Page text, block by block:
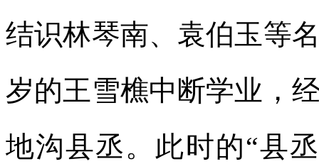
结识林琴南、袁伯玉等
岁的王雪樵中断学业，
地沟县丞。此时的“县